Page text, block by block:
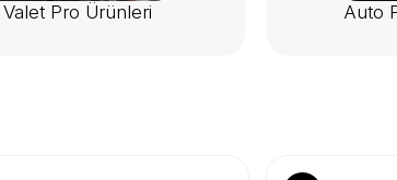
Valet Pro Ürünleri Auto